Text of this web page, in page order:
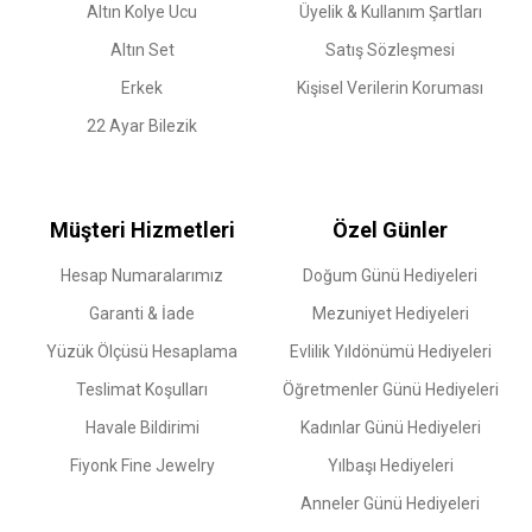
Altın Kolye Ucu
Altın Set
Erkek
22 Ayar Bilezik
Üyelik & Kullanım Şartları
Satış Sözleşmesi
Kişisel Verilerin Koruması
Müşteri Hizmetleri
Hesap Numaralarımız
Garanti & İade
Yüzük Ölçüsü Hesaplama
Teslimat Koşulları
Havale Bildirimi
Fiyonk Fine Jewelry
Özel Günler
Doğum Günü Hediyeleri
Mezuniyet Hediyeleri
Evlilik Yıldönümü Hediyeleri
Öğretmenler Günü Hediyeleri
Kadınlar Günü Hediyeleri
Yılbaşı Hediyeleri
Anneler Günü Hediyeleri